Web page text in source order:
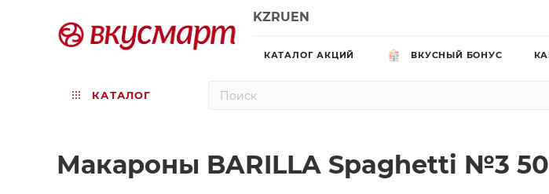
KZRUEN
КАТАЛОГ АКЦИЙ ВКУСНЫЙ БОНУС
КАТАЛОГ
Макароны BARILLA Spaghetti №3